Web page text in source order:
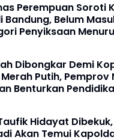
Perempuan Soroti
Bandung, Belum
Penyiksaan
Dibongkar Demi
Putih, Pemprov
Benturkan
Hidayat
Akan Temui